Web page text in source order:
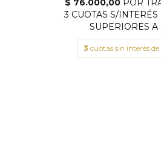
3 cuotas sin interés de